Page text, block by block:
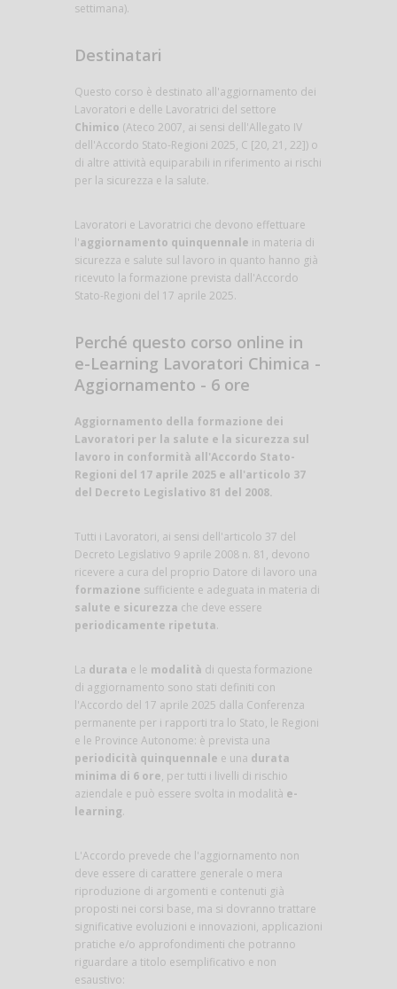
settimana).
Destinatari
Questo corso è destinato all'aggiornamento dei
Lavoratori e delle Lavoratrici del settore
Chimico (Ateco 2007, ai sensi dell'Allegato IV
dell'Accordo Stato-Regioni 2025, C [20, 21, 22]) o
di altre attività equiparabili in riferimento ai rischi
per la sicurezza e la salute.
Lavoratori e Lavoratrici che devono effettuare
l'aggiornamento quinquennale in materia di
sicurezza e salute sul lavoro in quanto hanno già
ricevuto la formazione prevista dall'Accordo
Stato-Regioni del 17 aprile 2025.
Perché questo corso online in
e-Learning Lavoratori Chimica -
Aggiornamento - 6 ore
Aggiornamento della formazione dei
Lavoratori per la salute e la sicurezza sul
lavoro in conformità all'Accordo Stato-
Regioni del 17 aprile 2025 e all'articolo 37
del Decreto Legislativo 81 del 2008.
Tutti i Lavoratori, ai sensi dell'articolo 37 del
Decreto Legislativo 9 aprile 2008 n. 81, devono
ricevere a cura del proprio Datore di lavoro una
formazione sufficiente e adeguata in materia di
salute e sicurezza che deve essere
periodicamente ripetuta.
La durata e le modalità di questa formazione
di aggiornamento sono stati definiti con
l'Accordo del 17 aprile 2025 dalla Conferenza
permanente per i rapporti tra lo Stato, le Regioni
e le Province Autonome: è prevista una
periodicità quinquennale e una durata
minima di 6 ore, per tutti i livelli di rischio
aziendale e può essere svolta in modalità e-
learning.
L'Accordo prevede che l'aggiornamento non
deve essere di carattere generale o mera
riproduzione di argomenti e contenuti già
proposti nei corsi base, ma si dovranno trattare
significative evoluzioni e innovazioni, applicazioni
pratiche e/o approfondimenti che potranno
riguardare a titolo esemplificativo e non
esaustivo: